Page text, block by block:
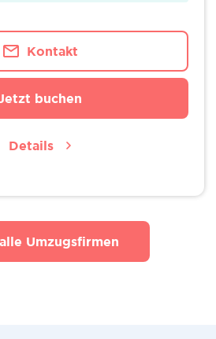
Kontakt
buchen
Details
Umzugsfirmen